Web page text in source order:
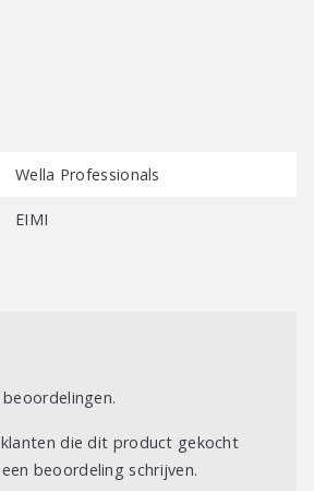
Gelijkmatig aanbrengen op
tot de punten. Droog föhnen
stevige ondersteuning.
Wella Professionals
EIMI
die dit product gekocht
beoordeling schrijven.